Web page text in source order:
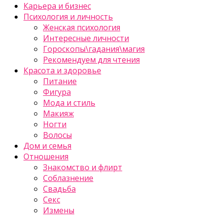
Карьера и бизнес
Психология и личность
Женская психология
Интересные личности
Гороскопы\гадания\магия
Рекомендуем для чтения
Красота и здоровье
Питание
Фигура
Мода и стиль
Макияж
Ногти
Волосы
Дом и семья
Отношения
Знакомство и флирт
Соблазнение
Свадьба
Секс
Измены